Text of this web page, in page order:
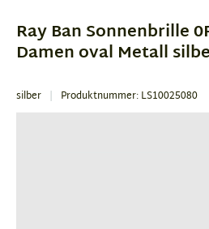
3
Ray Ban Sonnenbrille
Damen oval Metall
silber Produktnummer: LS10025080